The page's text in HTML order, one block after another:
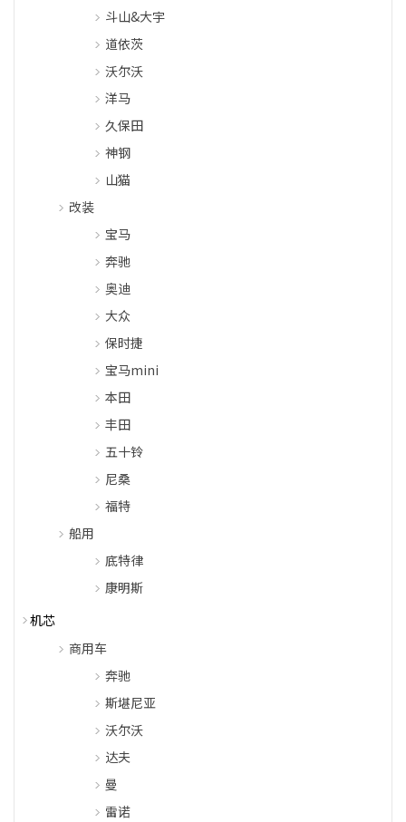
斗山&大宇
道依茨
沃尔沃
洋马
久保田
神钢
山猫
改装
宝马
奔驰
奥迪
大众
保时捷
宝马mini
本田
丰田
五十铃
尼桑
福特
船用
底特律
康明斯
机芯
商用车
奔驰
斯堪尼亚
沃尔沃
达夫
曼
雷诺